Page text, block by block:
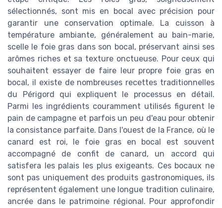
sélectionnés, sont mis en bocal avec précision pour
garantir une conservation optimale. La cuisson à
température ambiante, généralement au bain-marie,
scelle le foie gras dans son bocal, préservant ainsi ses
arômes riches et sa texture onctueuse. Pour ceux qui
souhaitent essayer de faire leur propre foie gras en
bocal, il existe de nombreuses recettes traditionnelles
du Périgord qui expliquent le processus en détail.
Parmi les ingrédients couramment utilisés figurent le
pain de campagne et parfois un peu d'eau pour obtenir
la consistance parfaite. Dans l'ouest de la France, où le
canard est roi, le foie gras en bocal est souvent
accompagné de confit de canard, un accord qui
satisfera les palais les plus exigeants. Ces bocaux ne
sont pas uniquement des produits gastronomiques, ils
représentent également une longue tradition culinaire,
ancrée dans le patrimoine régional. Pour approfondir